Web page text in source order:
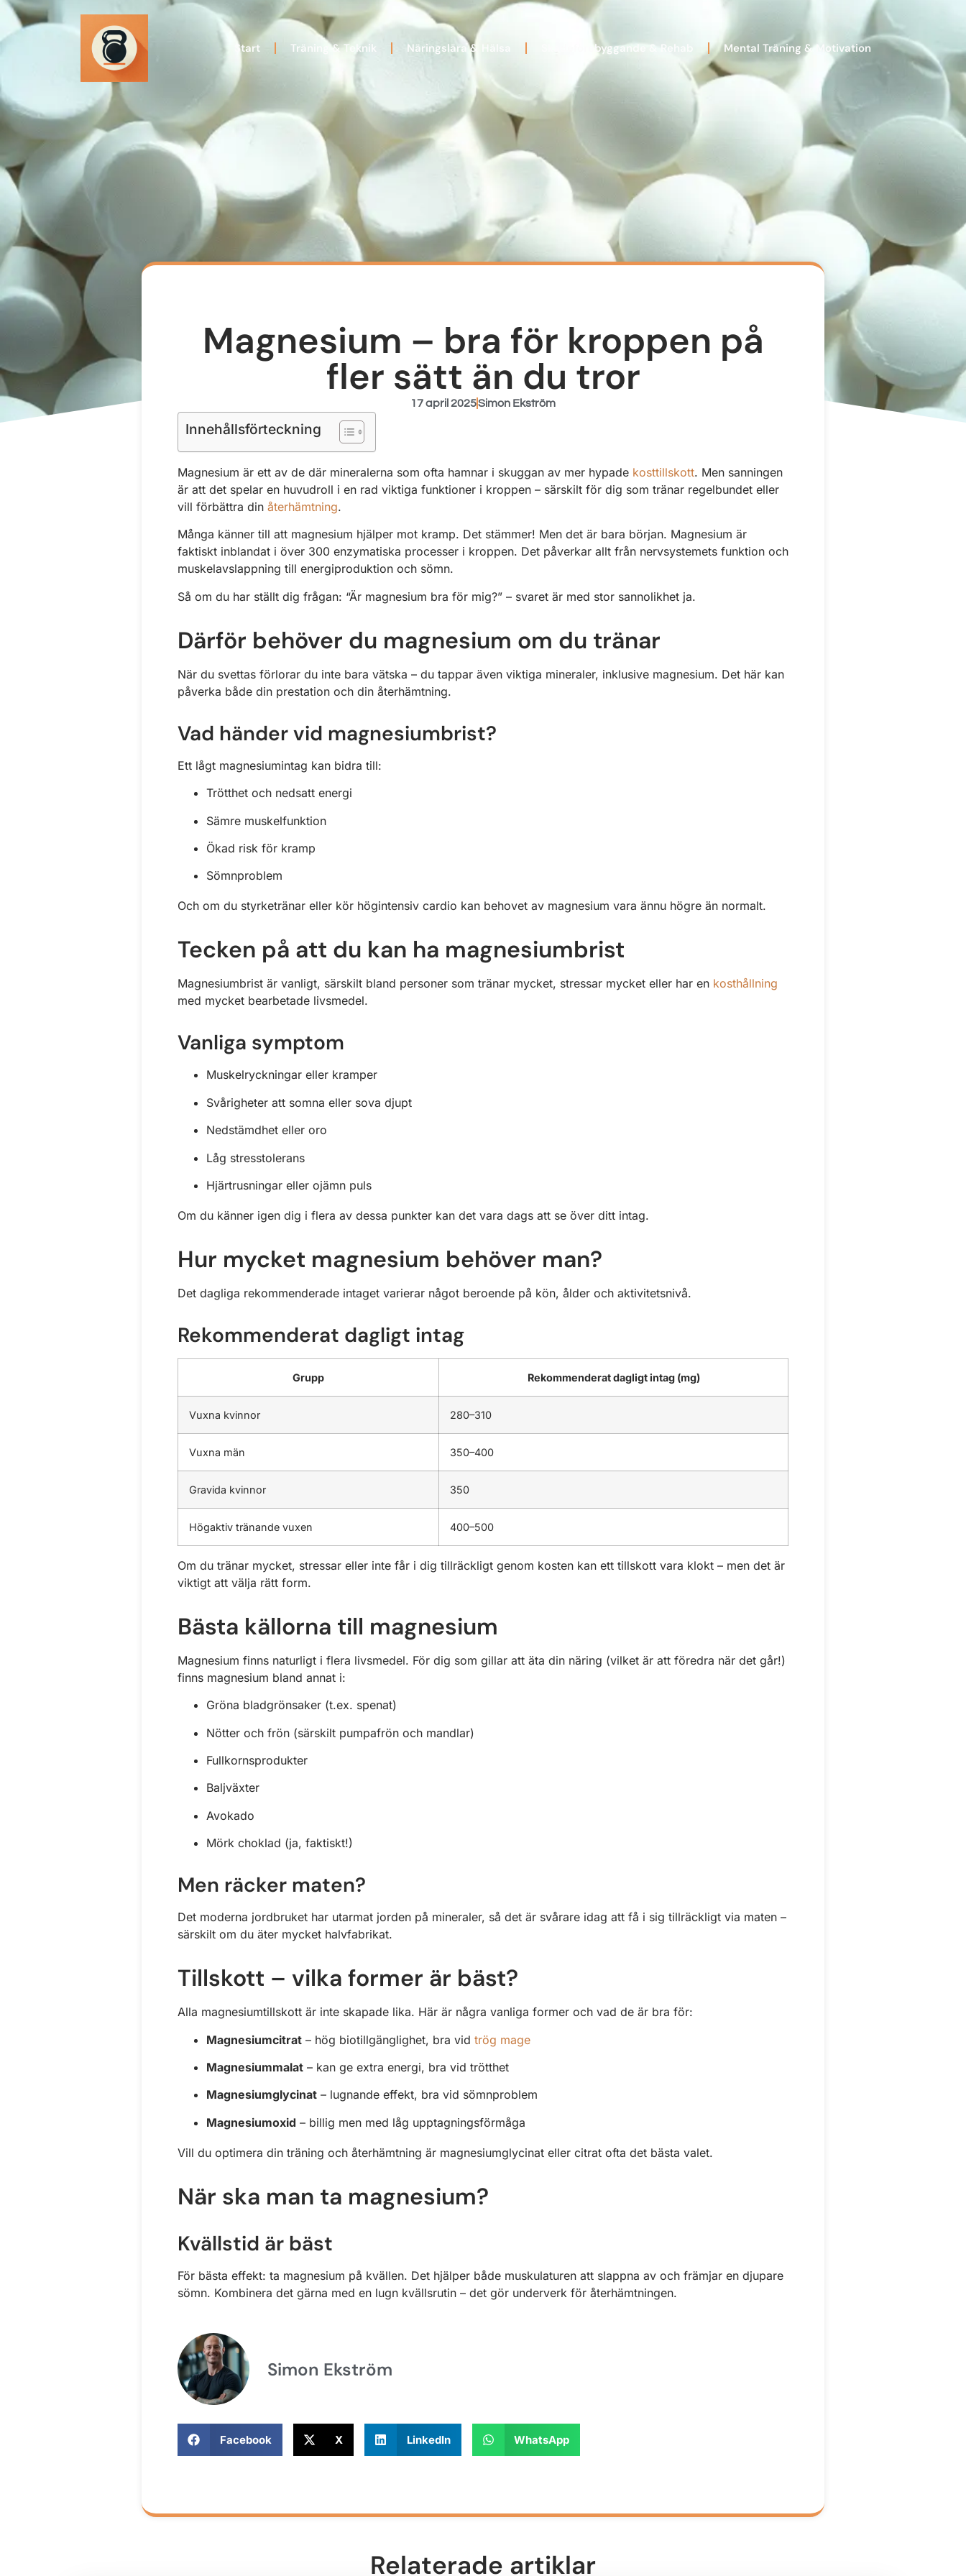
Start Träning & Teknik Näringslära & Hälsa Skadeförebyggande & Rehab Mental Träning & Motivation
Magnesium – bra för kroppen på
fler sätt än du tror
17 april 2025Simon Ekström
Innehållsförteckning
Magnesium är ett av de där mineralerna som ofta hamnar i skuggan av mer hypade kosttillskott. Men sanningen
är att det spelar en huvudroll i en rad viktiga funktioner i kroppen – särskilt för dig som tränar regelbundet eller
vill förbättra din återhämtning.
Många känner till att magnesium hjälper mot kramp. Det stämmer! Men det är bara början. Magnesium är
faktiskt inblandat i över 300 enzymatiska processer i kroppen. Det påverkar allt från nervsystemets funktion och
muskelavslappning till energiproduktion och sömn.
Så om du har ställt dig frågan: “Är magnesium bra för mig?” – svaret är med stor sannolikhet ja.
Därför behöver du magnesium om du tränar
När du svettas förlorar du inte bara vätska – du tappar även viktiga mineraler, inklusive magnesium. Det här kan
påverka både din prestation och din återhämtning.
Vad händer vid magnesiumbrist?
Ett lågt magnesiumintag kan bidra till:
Trötthet och nedsatt energi
Sämre muskelfunktion
Ökad risk för kramp
Sömnproblem
Och om du styrketränar eller kör högintensiv cardio kan behovet av magnesium vara ännu högre än normalt.
Tecken på att du kan ha magnesiumbrist
Magnesiumbrist är vanligt, särskilt bland personer som tränar mycket, stressar mycket eller har en kosthållning
med mycket bearbetade livsmedel.
Vanliga symptom
Muskelryckningar eller kramper
Svårigheter att somna eller sova djupt
Nedstämdhet eller oro
Låg stresstolerans
Hjärtrusningar eller ojämn puls
Om du känner igen dig i flera av dessa punkter kan det vara dags att se över ditt intag.
Hur mycket magnesium behöver man?
Det dagliga rekommenderade intaget varierar något beroende på kön, ålder och aktivitetsnivå.
Rekommenderat dagligt intag
Grupp Rekommenderat dagligt intag (mg)
Vuxna kvinnor 280–310
Vuxna män 350–400
Gravida kvinnor 350
Högaktiv tränande vuxen 400–500
Om du tränar mycket, stressar eller inte får i dig tillräckligt genom kosten kan ett tillskott vara klokt – men det är
viktigt att välja rätt form.
Bästa källorna till magnesium
Magnesium finns naturligt i flera livsmedel. För dig som gillar att äta din näring (vilket är att föredra när det går!)
finns magnesium bland annat i:
Gröna bladgrönsaker (t.ex. spenat)
Nötter och frön (särskilt pumpafrön och mandlar)
Fullkornsprodukter
Baljväxter
Avokado
Mörk choklad (ja, faktiskt!)
Men räcker maten?
Det moderna jordbruket har utarmat jorden på mineraler, så det är svårare idag att få i sig tillräckligt via maten –
särskilt om du äter mycket halvfabrikat.
Tillskott – vilka former är bäst?
Alla magnesiumtillskott är inte skapade lika. Här är några vanliga former och vad de är bra för:
Magnesiumcitrat – hög biotillgänglighet, bra vid trög mage
Magnesiummalat – kan ge extra energi, bra vid trötthet
Magnesiumglycinat – lugnande effekt, bra vid sömnproblem
Magnesiumoxid – billig men med låg upptagningsförmåga
Vill du optimera din träning och återhämtning är magnesiumglycinat eller citrat ofta det bästa valet.
När ska man ta magnesium?
Kvällstid är bäst
För bästa effekt: ta magnesium på kvällen. Det hjälper både muskulaturen att slappna av och främjar en djupare
sömn. Kombinera det gärna med en lugn kvällsrutin – det gör underverk för återhämtningen.
Simon Ekström
Facebook X LinkedIn WhatsApp
Relaterade artiklar